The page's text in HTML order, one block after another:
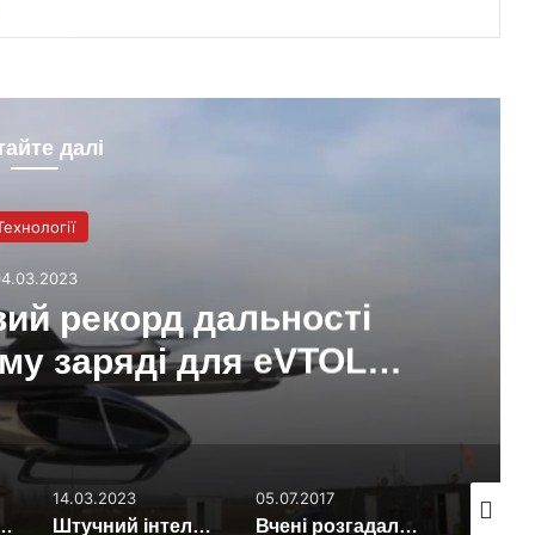
далі
рекорд дальності
заряді для eVTOL
мікробних біоплівок на космічній станції
14.03.2023
Штучний інтелект на радіо: в США почали тестувати нову технологію
05.07.2017
Вчені розгадали секрет міцності давньоримського бетону
17.08.2024